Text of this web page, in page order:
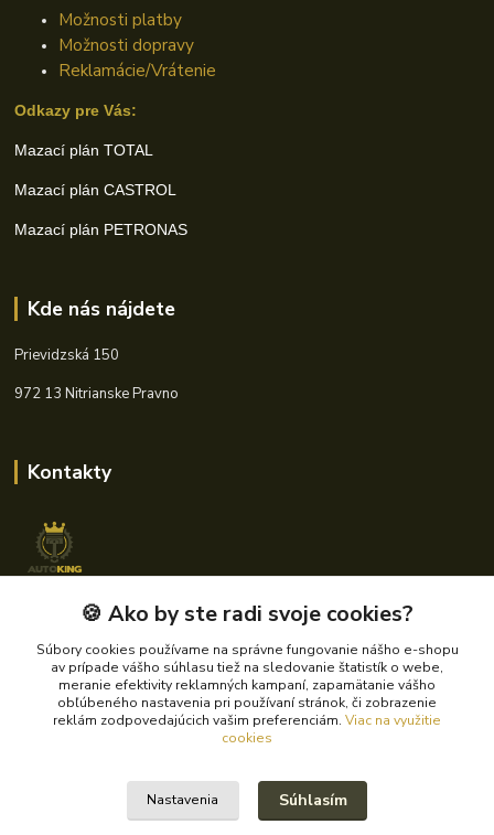
Možnosti platby
Možnosti dopravy
Reklamácie/Vrátenie
Odkazy pre Vás:
Mazací plán TOTAL
Mazací plán CASTROL
Mazací plán PETRONAS
Kde nás nájdete
Prievidzská 150
972 13 Nitrianske Pravno
Kontakty
+421 940 621 185
info@autoking.sk
🍪 Ako by ste radi svoje cookies?
Súbory cookies používame na správne fungovanie nášho e-shopu
av prípade vášho súhlasu tiež na sledovanie štatistík o webe,
meranie efektivity reklamných kampaní, zapamätanie vášho
obľúbeného nastavenia pri používaní stránok, či zobrazenie
reklám zodpovedajúcich vašim preferenciám. Viac na využitie
cookies
Nastavenia Súhlasím